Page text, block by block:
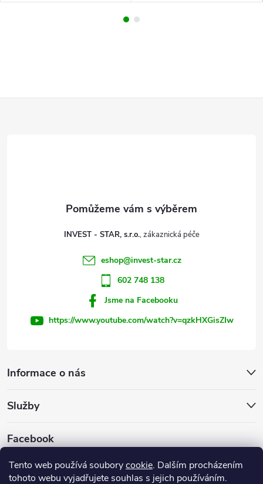
Tento web používá souborycookie. Dalším procházením
tohoto webu vyjadřujete souhlas s jejich používáním.
Informace o nás
Služby
Facebook
INVEST - STAR, s.r.o.
eshop@invest-star.cz
602 748 138
Jsme na Facebooku
https://www.youtube.com/watch?v=qzkHXGisZIw